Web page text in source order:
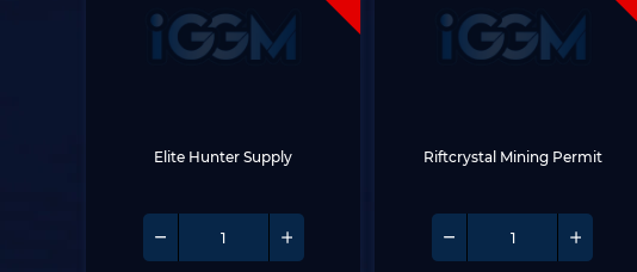
Elite Hunter Supply Riftcrystal Mining Permit